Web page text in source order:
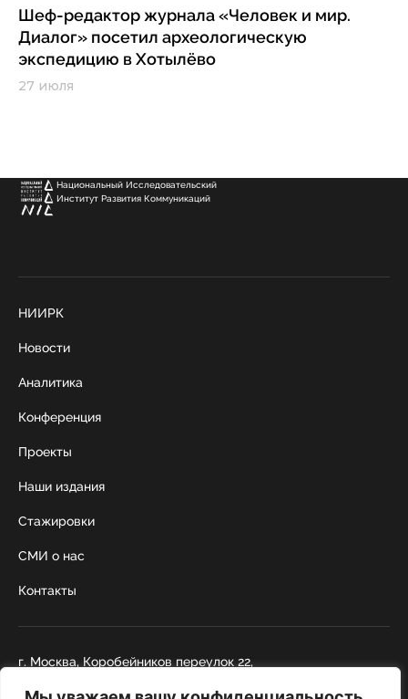
Шеф-редактор журнала «Человек и мир.
Диалог» посетил археологическую
экспедицию в Хотылёво
27 июля
Национальный Исследовательский
Институт Развития Коммуникаций
НИИРК
Новости
Аналитика
Конференция
Проекты
Наши издания
Стажировки
СМИ о нас
Контакты
г. Москва, Коробейников переулок 22,